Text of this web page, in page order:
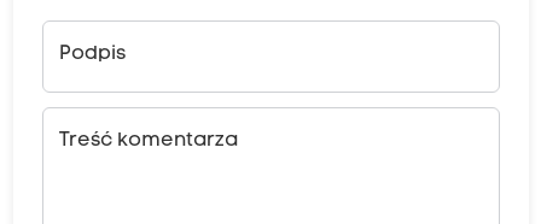
Podpis
Treść komentarza